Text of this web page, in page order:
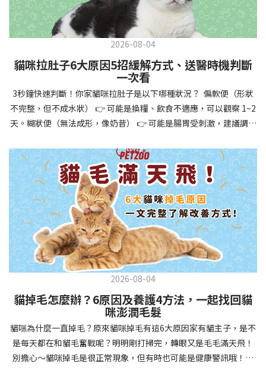
應你的指令，不只增加了互動機會，也建立了主人作為領導者的地
位。正向獎勵式訓練更能培養幼犬對你的信任感，強化情感連結，
創造更和諧的相處模式。培養社交技能與適應能力及早接觸各種環
境和刺激，能幫助幼犬成長為自信穩定的成犬。適當的社會化訓練
讓牠們學會如何與其他狗狗、動物和人類和平相處，減少恐懼或攻
擊行為。這種適應能力使幼犬未來能從容面對獸醫檢查、美容
salon、寄宿或旅行等各種情境，大大提升生活品質。 訓練幼犬不只
是教會指令，更是塑造性格和習慣的過程！ 透過耐心且一致的訓
練，你不僅能擁有一隻聽話的好狗狗，更能建立起相互尊重的終身
相處中獲得回報狗狗訓練指南，六步驟培養幼犬開始幼犬訓練時，
系統性的方法能帶來最佳效果。從信任建立到習慣養成，每個階段
都至關重要，缺一不可。良好的訓練應循序漸進，把握幼犬成長敏
感期，以積極正向的方式引導。遵循這六個步驟，即使是第一次養
狗的新手，也能輕鬆將調皮的小狗訓練成聽話的好夥伴！建立信任
基礎 幼犬訓練的第一步不是教指令，而是建立信任。剛到新家的幼
犬可能感到緊張不安，給予適當空間適應環境很重要。用溫柔的聲
音交談，提供安全舒適的窩，維持規律的餵食和如廁時間，讓幼犬
感到安心。輕輕撫摸、溫柔擁抱，每天安排固定玩耍時間，這些都
任你後，可開始教導基本指令。從簡單的「坐下」開始，再逐步學
習「趴下」、「等待」和「過來」。每次訓練保持在5-10分鐘內，
避免幼犬注意力分散。使用清晰一致的口令和手勢，成功時立即給
予獎勵和讚美。記住，重複是學習的關鍵，每天多次短時間練習效
果最佳。調整日常行為除了基本指令，幼犬還需學習生活禮儀。如
2026-08-04
貓咪拉肚子6大原因5招緩解方式、送醫時機判斷
一次看
3秒鐘快速判斷！你家貓咪拉肚子是以下哪種狀況？ 偏軟便（形狀
不完整，但不成水狀） 👉 可能是換糧、飲食不適應，可以觀察 1~2
天。糊狀便（無法成形，像奶昔） 👉 可能是腸胃受刺激，建議調整
若超過 24 小時沒改善，建議就醫。血便（帶血絲或黑色糞便） 👉
可能是嚴重腸胃問題，應立即帶去獸醫院！想知道貓咪拉肚子的真
正原因，只要透過 5 個簡單步驟，就能判斷問題嚴重性，決定是否
需要就醫！接下來我們一起來看看該怎麼做吧！🐾 貓咪拉肚子怎麼
辦？5步驟判斷貓咪拉肚子是否需要馬上看醫生貓咪拉肚子的因素與
許多原因有關，更換食物、誤食異物或不乾淨的東西、寄生蟲、其
他疾病。 5 步驟判斷貓咪拉肚子原因，要不要看醫生？當貓咪拉肚
子時，不用慌張！透過以下 5 個步驟，就能快速判斷原因，並決定
是否需要帶去獸醫院。📌 貓咪拉肚子判斷步驟1：觀察糞便的狀態：
糞便質地是關鍵！不同形態代表不同的腸胃狀況📌 貓咪拉肚子判斷
步驟2：回想最近的飲食變化：有沒有突然換飼料或罐頭？ 有沒有吃
到新零食或人類食物？ 是否誤食異物？📌 貓咪拉肚子判斷步驟3：
確認環境與生活作息：最近是否搬家、換貓砂、新成員加入？ 天氣
是否有變化？ 飼主是否長時間外出？📌 貓咪拉肚子判斷步驟4：觀
察貓咪的精神與食慾：貓咪精神好嗎？、食慾是否正常？，可先觀
2026-08-04
貓掉毛怎麼辦？6原因及養護4方法，一起找回貓
咪澎潤毛髮
貓咪為什麼一直掉毛？原來貓咪掉毛有這6大原因家有貓主子，是不
是每天都在和貓毛奮戰呢？明明剛打掃完，轉眼又是毛毛滿天飛！
別擔心～貓咪掉毛是很正常現象，但有時也可能是健康警訊哦！以